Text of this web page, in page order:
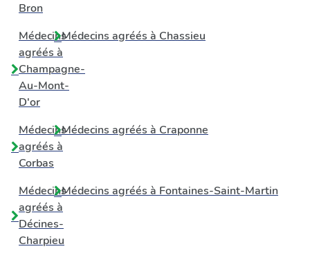
Bron
Médecins
agréés à
Champagne-
Au-Mont-
D'or
Médecins agréés à Chassieu
Médecins
agréés à
Corbas
Médecins agréés à Craponne
Médecins
agréés à
Décines-
Charpieu
Médecins agréés à Fontaines-Saint-Martin